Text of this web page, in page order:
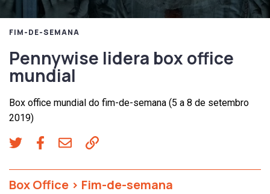
FIM-DE-SEMANA
Pennywise lidera box office
mundial
Box office mundial do fim-de-semana (5 a 8 de setembro
2019)
Box Office > Fim-de-semana